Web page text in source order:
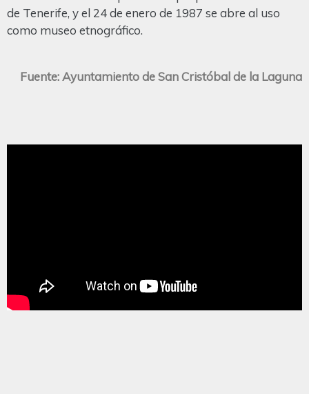
de Tenerife, y el 24 de enero de 1987 se abre al uso
como museo etnográfico.
Fuente: Ayuntamiento de San Cristóbal de la Laguna